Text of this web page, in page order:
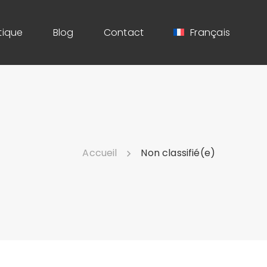
Blog Contact Français
Accueil Non classifié(e)